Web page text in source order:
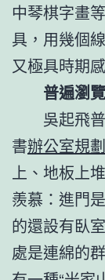
中琴棋字畫
具，用幾個
又極具時期
普遍瀏
吳起飛
書辦公室規
上、地板上
羨慕：進門
的還設有臥
處是連綿的